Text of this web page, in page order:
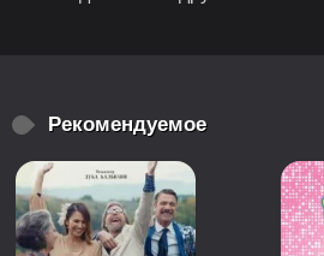
Рекомендуемое